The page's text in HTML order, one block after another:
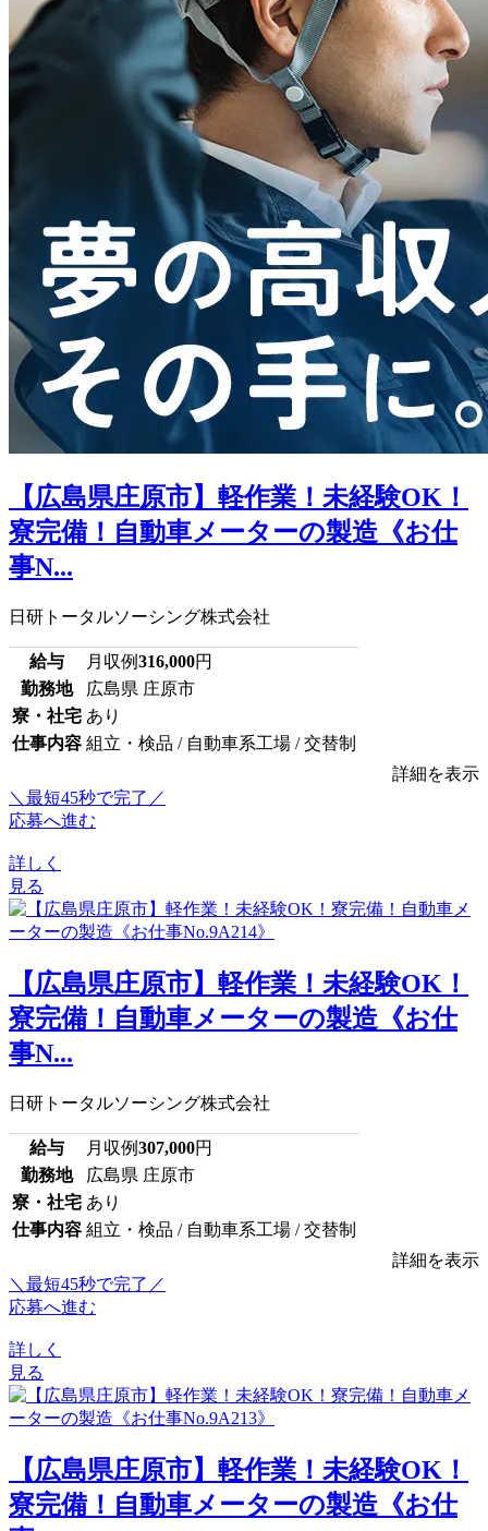
【広島県庄原市】軽作業！未経験OK！
寮完備！自動車メーターの製造《お仕
事N...
日研トータルソーシング株式会社
給与 月収例316,000円
勤務地
広島県 庄原市
寮・社宅 あり
仕事内容 組立・検品 / 自動車系工場 / 交替制
詳細を表示
＼最短45秒で完了／
応募へ進む
詳しく
見る
【広島県庄原市】軽作業！未経験OK！
寮完備！自動車メーターの製造《お仕
事N...
日研トータルソーシング株式会社
給与 月収例307,000円
勤務地
広島県 庄原市
寮・社宅 あり
仕事内容 組立・検品 / 自動車系工場 / 交替制
詳細を表示
＼最短45秒で完了／
応募へ進む
詳しく
見る
【広島県庄原市】軽作業！未経験OK！
寮完備！自動車メーターの製造《お仕